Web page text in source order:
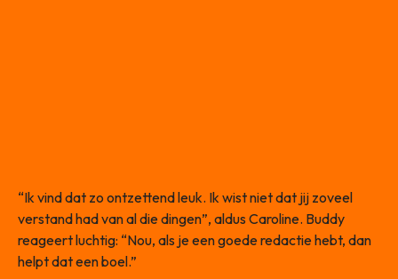
“Ik vind dat zo ontzettend leuk. Ik wist niet dat jij zoveel
verstand had van al die dingen”, aldus Caroline. Buddy
reageert luchtig: “Nou, als je een goede redactie hebt, dan
helpt dat een boel.”